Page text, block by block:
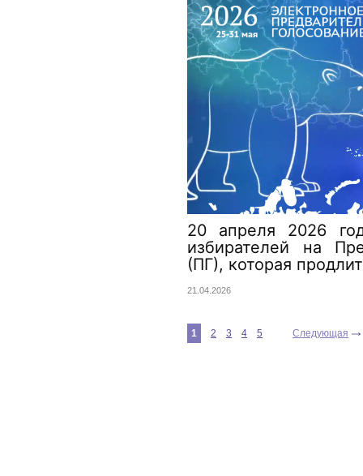
20 апреля 2026
избирателей на
(ПГ), которая
21.04.2026
1 2 3 4 5 Следующая